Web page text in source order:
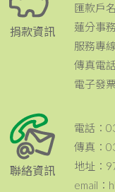
捐款資訊
匯款戶
蓮分事
服務專
傳真電
電子發
聯絡資訊
電話：
傳真：
地址：
email：